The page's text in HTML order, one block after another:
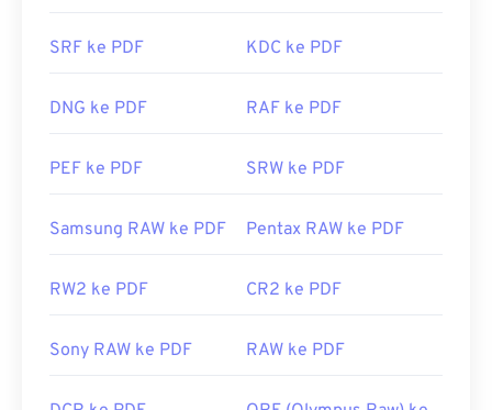
on atau ekstensi untuk melakukannya, tetapi
merekomendasikan
SumatraPDF atau
gratis.
Rilis Awal:
Tautan yang berguna:
https://acrobat.adobe.com/us/en/mengapa-
SRF ke PDF KDC ke PDF
DNG ke PDF RAF ke PDF
PEF ke PDF SRW ke PDF
Samsung RAW ke PDF Pentax RAW ke PDF
RW2 ke PDF CR2 ke PDF
Sony RAW ke PDF RAW ke PDF